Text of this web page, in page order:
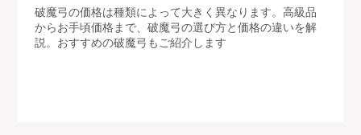
破魔弓の価格は種類によって大きく異なります。高級品
からお手頃価格まで、破魔弓の選び方と価格の違いを解
説。おすすめの破魔弓もご紹介します